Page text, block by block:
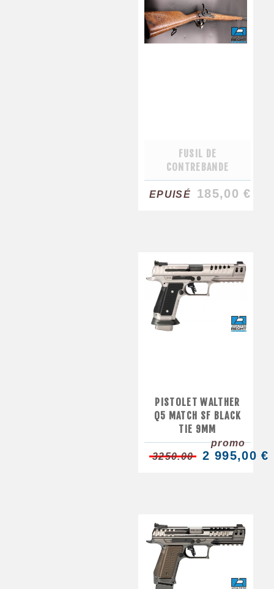
FUSIL DE
CONTREBANDE
EPUISÉ 185,00 €
PISTOLET WALTHER
Q5 MATCH SF BLACK
TIE 9MM
promo
3250.00
2 995,00 €